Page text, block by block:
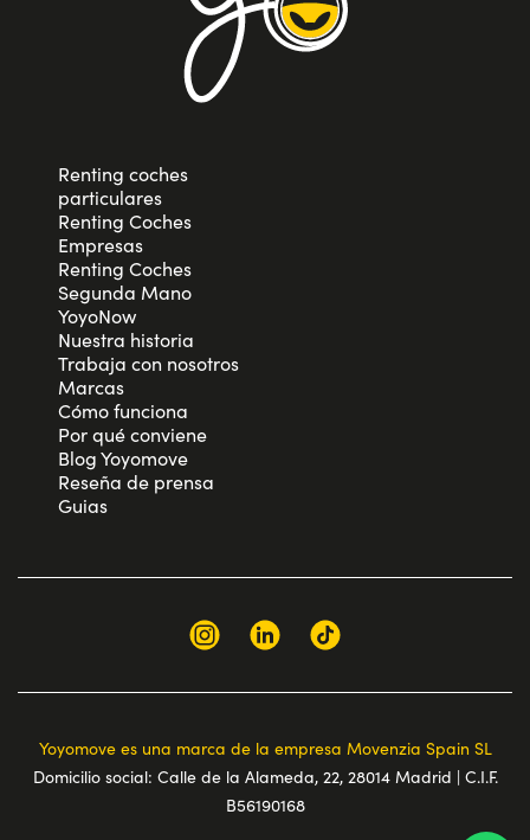
Renting coches
particulares
Renting Coches
Empresas
Renting Coches
Segunda Mano
YoyoNow
Nuestra historia
Trabaja con nosotros
Marcas
Cómo funciona
Por qué conviene
Blog Yoyomove
Reseña de prensa
Guias
Yoyomove es una marca de la empresa Movenzia Spain SL
Domicilio social: Calle de la Alameda, 22, 28014 Madrid | C.I.F.
B56190168